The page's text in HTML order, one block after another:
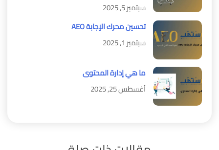
سبتمبر 5, 2025
تحسين محرك الإجابة AEO
سبتمبر 1, 2025
ما هي إدارة المحتوى
أغسطس 25, 2025